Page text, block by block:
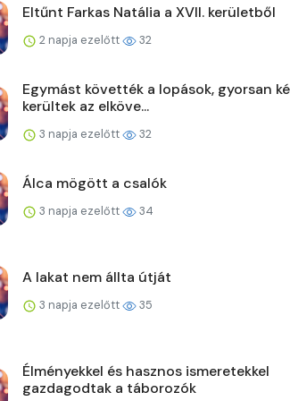
Eltűnt Farkas Natália a XVII. kerületből
2 napja ezelőtt 32
Egymást követték a lopások, gyorsan
kerültek az elköve...
3 napja ezelőtt 32
Álca mögött a csalók
3 napja ezelőtt 34
A lakat nem állta útját
3 napja ezelőtt 35
Élményekkel és hasznos ismeretekkel
gazdagodtak a táborozók